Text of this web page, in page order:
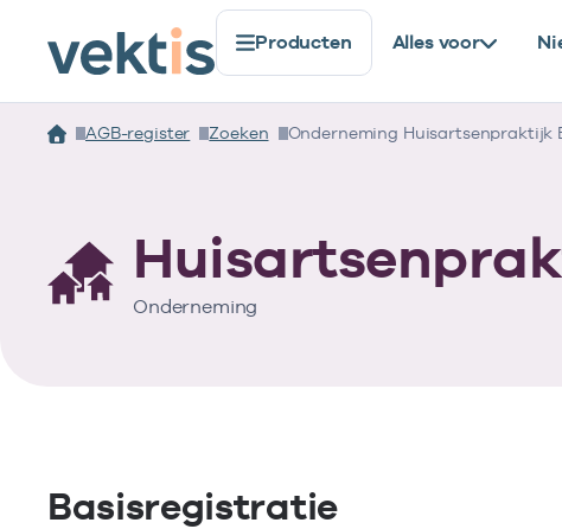
Producten Alles voor
AGB-register Zoeken Onderneming Huisartsenpraktijk
Onderneming
Basisregistratie